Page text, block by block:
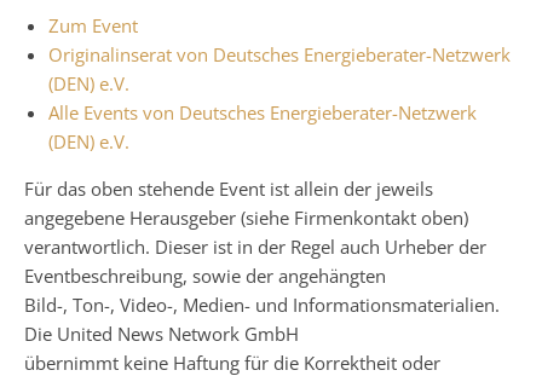
Zum Event
Originalinserat von Deutsches Energieberater-Netzwerk
(DEN) e.V.
Alle Events von Deutsches Energieberater-Netzwerk
(DEN) e.V.
Für das oben stehende Event ist allein der jeweils
angegebene Herausgeber (siehe Firmenkontakt oben)
verantwortlich. Dieser ist in der Regel auch Urheber der
Eventbeschreibung, sowie der angehängten
Bild-, Ton-, Video-, Medien- und Informationsmaterialien.
Die United News Network GmbH
übernimmt keine Haftung für die Korrektheit oder